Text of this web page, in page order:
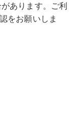
あります。ご利
をお願いしま